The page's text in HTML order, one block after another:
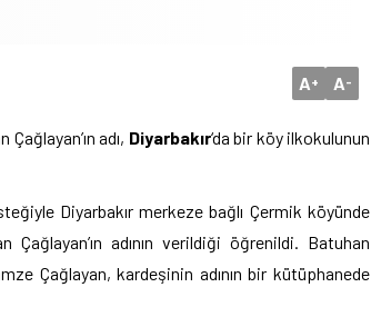
A+ A-
adı, Diyarbakır‘da bir köy ilkokulunun
Diyarbakır merkeze bağlı Çermik köyünde
adının verildiği öğrenildi. Batuhan
Çağlayan, kardeşinin adının bir kütüphanede